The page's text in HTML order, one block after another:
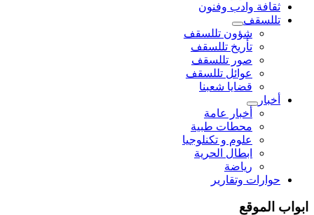
ثقافة وادب وفنون
تللسقف
شؤون تللسقف
تأريخ تللسقف
صور تللسقف
عوائل تللسقف
قضايا شعبنا
أخبار
أخبار عامة
محطات طبية
علوم و تکنلوجیا
ابطال الحرية
رياضة
حوارات وتقارير
ابواب الموقع